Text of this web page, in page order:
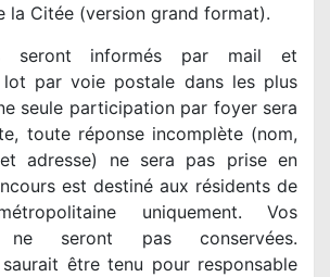
la Citée (version grand format).
seront informés par mail et
par voie postale dans les plus
seule participation par foyer sera
toute réponse incomplète (nom,
adresse) ne sera pas prise en
est destiné aux résidents de
uniquement. Vos
ne seront pas conservées.
être tenu pour responsable